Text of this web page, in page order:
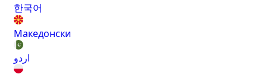
한국어
Македонски
اردو